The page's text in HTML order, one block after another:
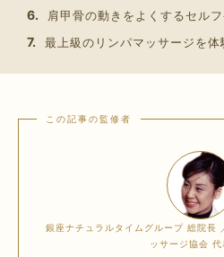
肩甲骨の動きをよくするセル
最上級のリンパマッサージを体
銀座ナチュラルタイムグループ 総院長
ッサージ協会 代